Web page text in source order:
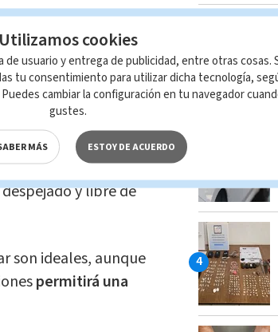
en su
simple vista, se
y libre de
son ideales, aunque
permitirá una
Utilizamos cookies
de usuario y entrega de publicidad, entre otras cosas.
tu consentimiento para utilizar dicha tecnología,
Puedes cambiar la configuración en tu navegador
gustes.
MÁS ESTOY DE ACUERDO